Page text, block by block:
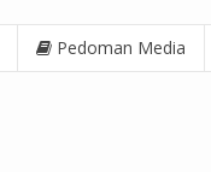
Pedoman Media